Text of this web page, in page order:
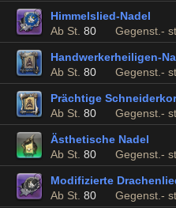
Himmelslied-Nadel
Ab St. 80 Gegenst.-
Handwerkerheiligen-
Ab St. 80 Gegenst.-
Prächtige
Ab St. 80 Gegenst.-
Ästhetische Nadel
Ab St. 80 Gegenst.-
Modifizierte
Ab St. 80 Gegenst.-